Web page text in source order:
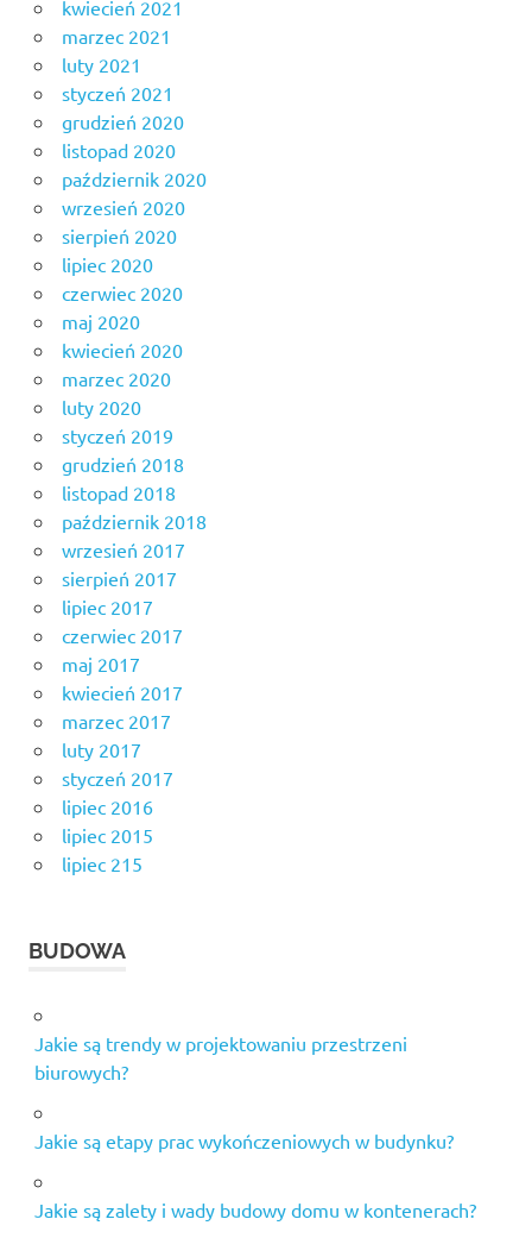
kwiecień 2021
marzec 2021
luty 2021
styczeń 2021
grudzień 2020
listopad 2020
październik 2020
wrzesień 2020
sierpień 2020
lipiec 2020
czerwiec 2020
maj 2020
kwiecień 2020
marzec 2020
luty 2020
styczeń 2019
grudzień 2018
listopad 2018
październik 2018
wrzesień 2017
sierpień 2017
lipiec 2017
czerwiec 2017
maj 2017
kwiecień 2017
marzec 2017
luty 2017
styczeń 2017
lipiec 2016
lipiec 2015
lipiec 215
BUDOWA
Jakie są trendy w projektowaniu przestrzeni
biurowych?
Jakie są etapy prac wykończeniowych w budynku?
Jakie są zalety i wady budowy domu w kontenerach?